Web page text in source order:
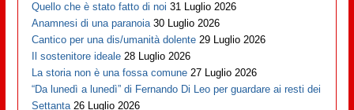
Quello che è stato fatto di noi 31 Luglio 2026
Anamnesi di una paranoia 30 Luglio 2026
Cantico per una dis/umanità dolente 29 Luglio 2026
Il sostenitore ideale 28 Luglio 2026
La storia non è una fossa comune 27 Luglio 2026
“Da lunedì a lunedì” di Fernando Di Leo per guardare ai resti dei
Settanta 26 Luglio 2026